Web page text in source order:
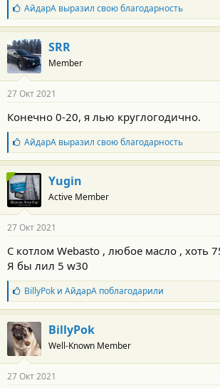
Б
л
а
г
о
д
а
н
с
т
и
:
АйдарАвыразил свою благодарность
SRR
Member
27 Окт 2021
Конечно 0-20, я лью круглогодично.
Б
л
а
г
о
д
а
н
с
т
и
:
АйдарАвыразил свою благодарность
Yugin
Active Member
27 Окт 2021
С котлом Webasto , любое масло , хоть
Я бы лил 5 w30
Б
л
а
г
о
д
а
н
BillyPokи АйдарАпоблагодарили
BillyPok
Well-Known Member
27 Окт 2021